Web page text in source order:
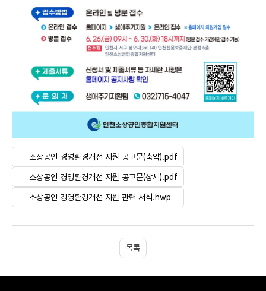
소상공인 경영환경개선 지원 공고문(축약).pdf
소상공인 경영환경개선 지원 공고문(상세).pdf
소상공인 경영환경개선 지원 관련 서식.hwp
목록